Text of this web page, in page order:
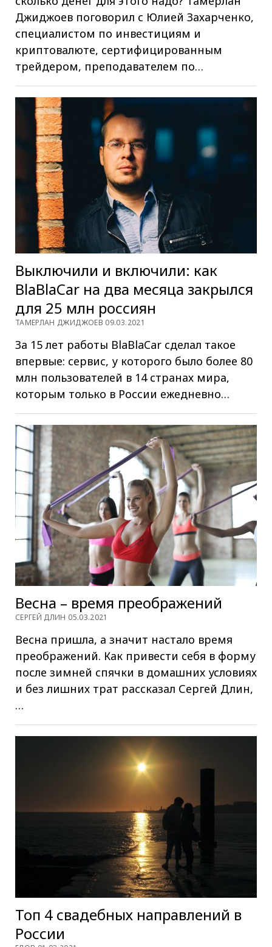
Джиджоев поговорил с Юлией Захарченко,
специалистом по инвестициям и
криптовалюте, сертифицированным
трейдером, преподавателем по…
Выключили и включили: как
BlaBlaCar на два месяца закрылся
для 25 млн россиян
ТАМЕРЛАН ДЖИДЖОЕВ 09.03.2021
За 15 лет работы BlaBlaCar сделал такое
впервые: сервис, у которого было более 80
млн пользователей в 14 странах мира,
которым только в России ежедневно…
Весна – время преображений
СЕРГЕЙ ДЛИН 05.03.2021
Весна пришла, а значит настало время
преображений. Как привести себя в форму
после зимней спячки в домашних условиях
и без лишних трат рассказал Сергей Длин,
…
Топ 4 свадебных направлений в
России